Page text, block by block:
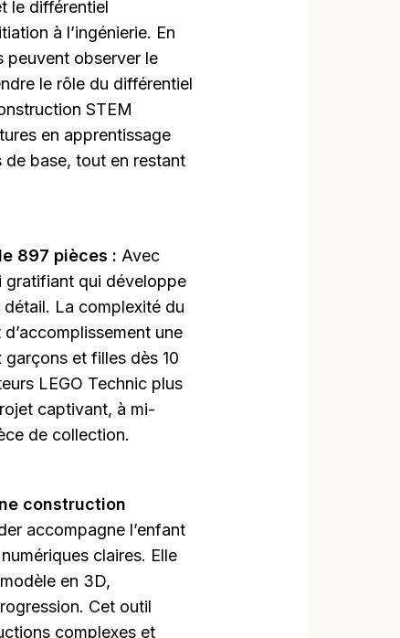
le différentiel
à l’ingénierie. En
peuvent observer le
le rôle du différentiel
STEM
en apprentissage
base, tout en restant
897 pièces :Avec
gratifiant qui développe
La complexité du
une
et filles dès 10
LEGO Technic plus
captivant, à mi-
de collection.
construction
accompagne l’enfant
claires. Elle
en 3D,
Cet outil
complexes et